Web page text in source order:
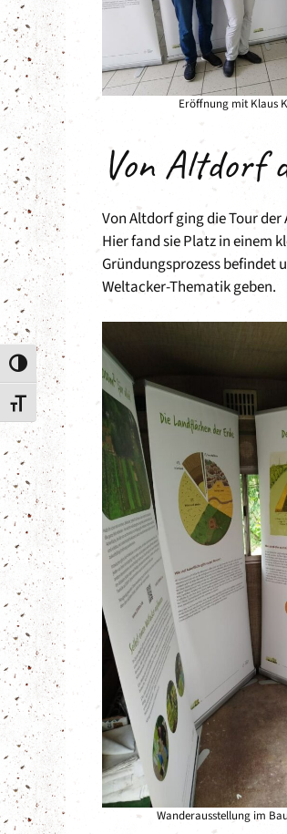
Umschalten auf hohe Kontraste
Schrift vergrößern
Eröffnung mit Klaus
Von Altdorf
Von Altdorf ging die Tour
Hier fand sie Platz in einem
Gründungsprozess befindet
Weltacker-Thematik geben.
Wanderausstellung im